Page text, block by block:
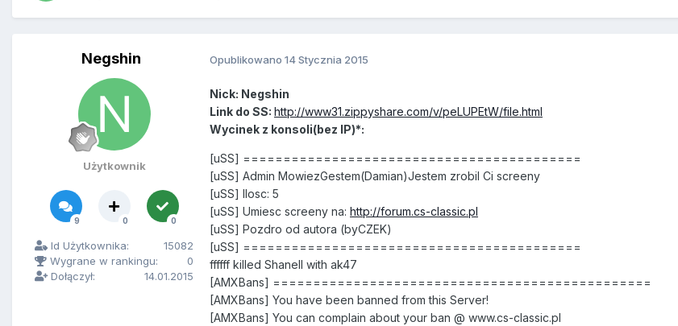
Negshin
Użytkownik
9 0 0
Id Użytkownika:
15082
Wygrane w rankingu:
0
Dołączył:
14.01.2015
Opublikowano 14 Stycznia 2015
Nick: Negshin
Link do SS: http://www31.zippyshare.com/v/peLUPEtW/file.html
Wycinek z konsoli(bez IP)*:
[uSS] ==========================================
[uSS] Admin MowiezGestem(Damian)Jestem zrobil Ci screeny
[uSS] Ilosc: 5
[uSS] Umiesc screeny na: http://forum.cs-classic.pl
[uSS] Pozdro od autora (byCZEK)
[uSS] ==========================================
ffffff killed Shanell with ak47
[AMXBans] ===============================================
[AMXBans] You have been banned from this Server!
[AMXBans] You can complain about your ban @ www.cs-classic.pl